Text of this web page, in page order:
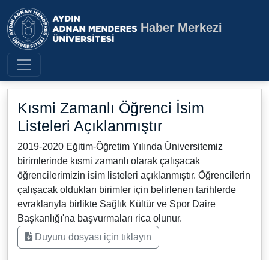
Aydın Adnan Menderes
Haber Merkezi
Kısmi Zamanlı Öğrenci İsim
Listeleri Açıklanmıştır
2019-2020 Eğitim-Öğretim Yılında Üniversitemiz
birimlerinde kısmi zamanlı olarak çalışacak
öğrencilerimizin isim listeleri açıklanmıştır. Öğrencilerin
çalışacak oldukları birimler için belirlenen tarihlerde
evraklarıyla birlikte Sağlık Kültür ve Spor Daire
Başkanlığı'na başvurmaları rica olunur.
Duyuru dosyası için tıklayın